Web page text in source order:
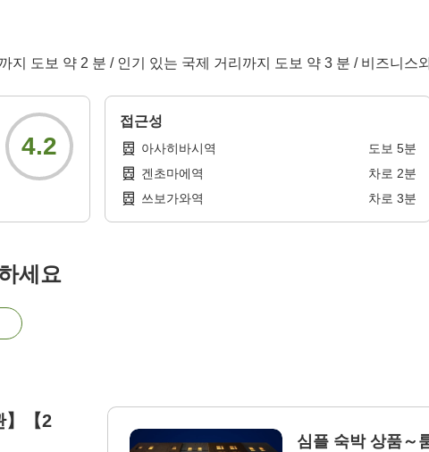
지 도보 약 2 분 / 인기 있는 국제 거리까지 도보 약 3 분 / 비즈니스
4.2
접근성
아사히바시역 도보 5분
겐초마에역
차로 2분
쓰보가와역
차로 3분
세요
】【2
심플 숙박 상품～